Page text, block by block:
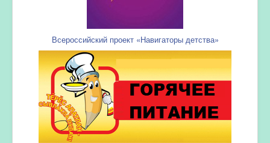
Всероссийский проект «Навигаторы детства»